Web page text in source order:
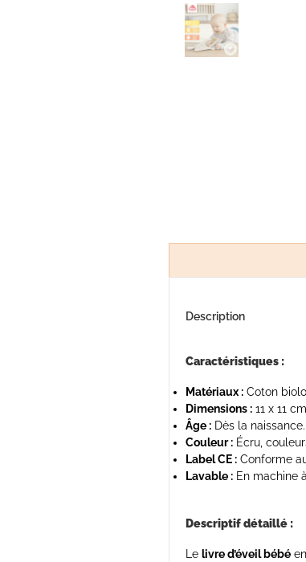
Description
Caractéristiques :
Matériaux : Coton
Dimensions : 11 x 11
Âge : Dès la naissance.
Couleur : Écru,
Label CE : Conforme
Lavable : En machine
Descriptif détaillé :
Le livre d’éveil bébé